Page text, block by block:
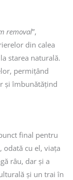
removal”,
din calea
starea naturală.
permițând
și îmbunătățind
final pentru
odată cu el, viața
râu, dar și a
și un trai în